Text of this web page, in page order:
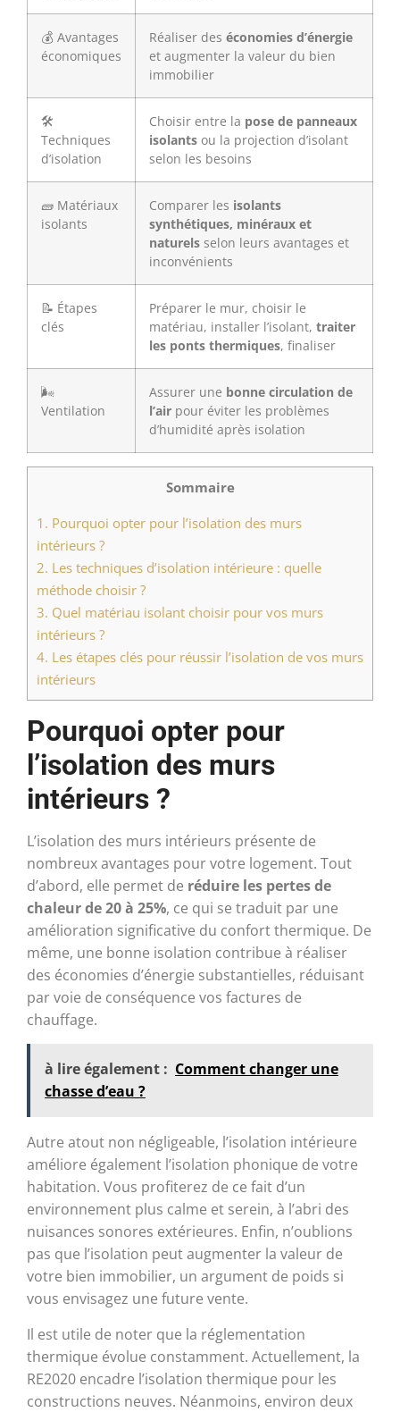
💰 Avantages
économiques
Réaliser des économies d’énergie
et augmenter la valeur du bien
immobilier
🛠️
Techniques
d’isolation
Choisir entre la pose de panneaux
isolants ou la projection d’isolant
selon les besoins
🧱 Matériaux
isolants
Comparer les isolants
synthétiques, minéraux et
naturels selon leurs avantages et
inconvénients
📝 Étapes
clés
Préparer le mur, choisir le
matériau, installer l’isolant, traiter
les ponts thermiques, finaliser
🌬️
Ventilation
Assurer une bonne circulation de
l’air pour éviter les problèmes
d’humidité après isolation
Sommaire
1. Pourquoi opter pour l’isolation des murs
intérieurs ?
2. Les techniques d’isolation intérieure : quelle
méthode choisir ?
3. Quel matériau isolant choisir pour vos murs
intérieurs ?
4. Les étapes clés pour réussir l’isolation de vos murs
intérieurs
Pourquoi opter pour
l’isolation des murs
intérieurs ?
L’isolation des murs intérieurs présente de
nombreux avantages pour votre logement. Tout
d’abord, elle permet de réduire les pertes de
chaleur de 20 à 25%, ce qui se traduit par une
amélioration significative du confort thermique. De
même, une bonne isolation contribue à réaliser
des économies d’énergie substantielles, réduisant
par voie de conséquence vos factures de
chauffage.
à lire également : Comment changer une
chasse d’eau ?
Autre atout non négligeable, l’isolation intérieure
améliore également l’isolation phonique de votre
habitation. Vous profiterez de ce fait d’un
environnement plus calme et serein, à l’abri des
nuisances sonores extérieures. Enfin, n’oublions
pas que l’isolation peut augmenter la valeur de
votre bien immobilier, un argument de poids si
vous envisagez une future vente.
Il est utile de noter que la réglementation
thermique évolue constamment. Actuellement, la
RE2020 encadre l’isolation thermique pour les
constructions neuves. Néanmoins, environ deux